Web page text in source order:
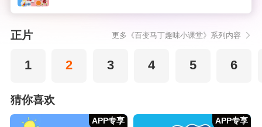
正片 更多《百变马丁趣味小课堂》系列内容
1 2 3 4 5 6
猜你喜欢
APP专享 APP专享